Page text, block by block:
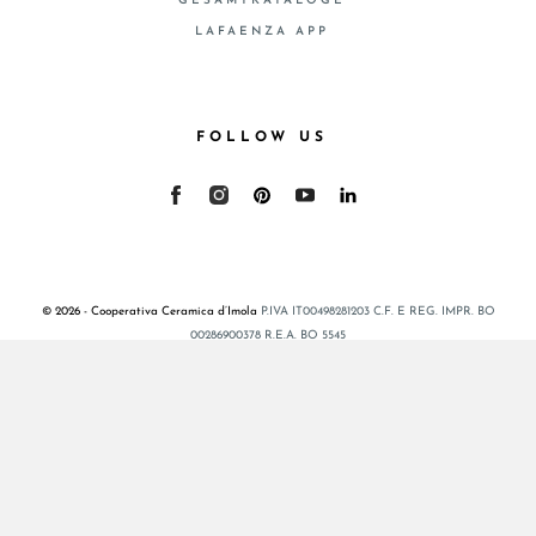
LAFAENZA APP
FOLLOW US
© 2026 - Cooperativa Ceramica d’Imola P.IVA IT00498281203 C.F. E REG. IMPR. BO
00286900378 R.E.A. BO 5545